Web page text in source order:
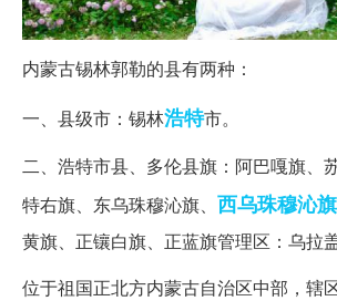
内蒙古锡林郭勒的县有两种：
一、县级市：锡林浩特市。
二、浩特市县、多伦县旗：阿巴嘎旗、
特右旗、东乌珠穆沁旗、 西乌珠穆沁旗
黄旗、正镶白旗、正蓝旗管理区：乌拉
位于祖国正北方内蒙古自治区中部，辖